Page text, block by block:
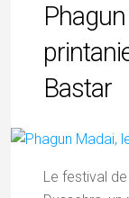
Bastar
Le festival